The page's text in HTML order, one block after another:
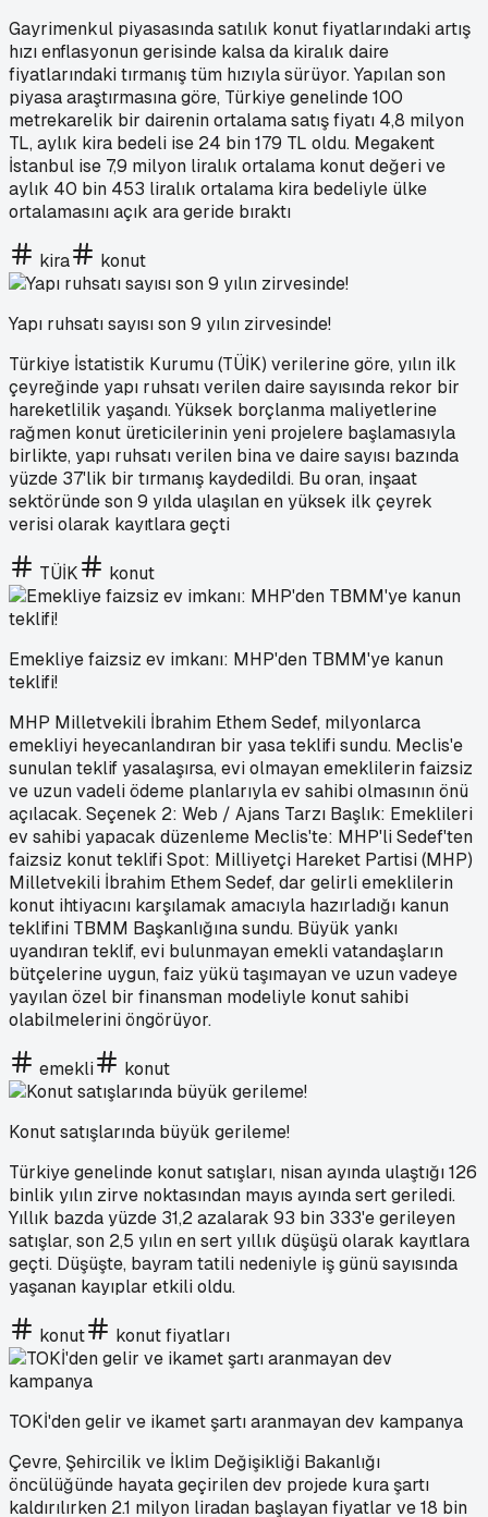
Gayrimenkul piyasasında satılık konut fiyatlarındaki artış
hızı enflasyonun gerisinde kalsa da kiralık daire
fiyatlarındaki tırmanış tüm hızıyla sürüyor. Yapılan son
piyasa araştırmasına göre, Türkiye genelinde 100
metrekarelik bir dairenin ortalama satış fiyatı 4,8 milyon
TL, aylık kira bedeli ise 24 bin 179 TL oldu. Megakent
İstanbul ise 7,9 milyon liralık ortalama konut değeri ve
aylık 40 bin 453 liralık ortalama kira bedeliyle ülke
ortalamasını açık ara geride bıraktı
kira konut
Yapı ruhsatı sayısı son 9 yılın zirvesinde!
Türkiye İstatistik Kurumu (TÜİK) verilerine göre, yılın ilk
çeyreğinde yapı ruhsatı verilen daire sayısında rekor bir
hareketlilik yaşandı. Yüksek borçlanma maliyetlerine
rağmen konut üreticilerinin yeni projelere başlamasıyla
birlikte, yapı ruhsatı verilen bina ve daire sayısı bazında
yüzde 37'lik bir tırmanış kaydedildi. Bu oran, inşaat
sektöründe son 9 yılda ulaşılan en yüksek ilk çeyrek
verisi olarak kayıtlara geçti
TÜİK konut
Emekliye faizsiz ev imkanı: MHP'den TBMM'ye kanun
teklifi!
MHP Milletvekili İbrahim Ethem Sedef, milyonlarca
emekliyi heyecanlandıran bir yasa teklifi sundu. Meclis'e
sunulan teklif yasalaşırsa, evi olmayan emeklilerin faizsiz
ve uzun vadeli ödeme planlarıyla ev sahibi olmasının önü
açılacak. Seçenek 2: Web / Ajans Tarzı Başlık: Emeklileri
ev sahibi yapacak düzenleme Meclis'te: MHP'li Sedef'ten
faizsiz konut teklifi Spot: Milliyetçi Hareket Partisi (MHP)
Milletvekili İbrahim Ethem Sedef, dar gelirli emeklilerin
konut ihtiyacını karşılamak amacıyla hazırladığı kanun
teklifini TBMM Başkanlığına sundu. Büyük yankı
uyandıran teklif, evi bulunmayan emekli vatandaşların
bütçelerine uygun, faiz yükü taşımayan ve uzun vadeye
yayılan özel bir finansman modeliyle konut sahibi
olabilmelerini öngörüyor.
emekli konut
Konut satışlarında büyük gerileme!
Türkiye genelinde konut satışları, nisan ayında ulaştığı 126
binlik yılın zirve noktasından mayıs ayında sert geriledi.
Yıllık bazda yüzde 31,2 azalarak 93 bin 333'e gerileyen
satışlar, son 2,5 yılın en sert yıllık düşüşü olarak kayıtlara
geçti. Düşüşte, bayram tatili nedeniyle iş günü sayısında
yaşanan kayıplar etkili oldu.
konut konut fiyatları
TOKİ'den gelir ve ikamet şartı aranmayan dev kampanya
Çevre, Şehircilik ve İklim Değişikliği Bakanlığı
öncülüğünde hayata geçirilen dev projede kura şartı
kaldırılırken 2.1 milyon liradan başlayan fiyatlar ve 18 bin